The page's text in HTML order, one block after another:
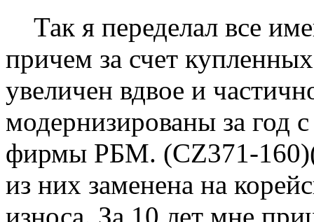
Так я переделал все
причем за счет
увеличен вдвое и
модернизированы за год
фирмы РБМ. (CZ371-160)(
из них заменена на
износа. За 10 лет мне